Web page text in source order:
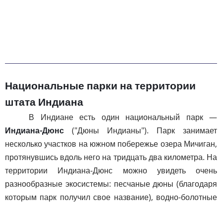
Национальные парки на территории
штата Индиана
В Индиане есть один национальный парк —
Индиана-Дюнс ("Дюны Индианы"). Парк занимает
несколько участков на южном побережье озера Мичиган,
протянувшись вдоль него на тридцать два километра. На
территории Индиана-Дюнс можно увидеть очень
разнообразные экосистемы: песчаные дюны (благодаря
которым парк получил свое название), водно-болотные